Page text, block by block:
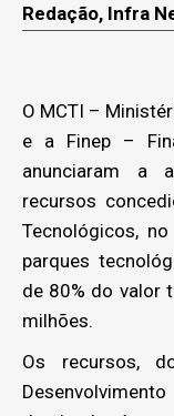
Redação, Infra
O MCTI –
e a Finep –
anunciaram a
recursos
Tecnológicos,
parques
de 80% do valor
milhões.
Os recursos,